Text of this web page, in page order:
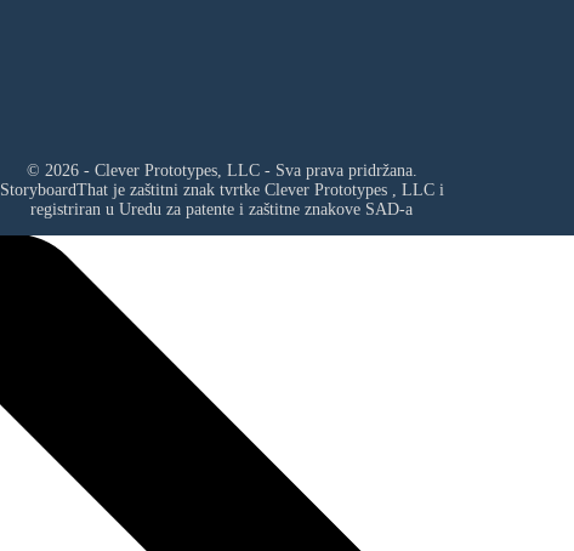
© 2026 - Clever Prototypes, LLC - Sva prava pridržana.
StoryboardThat je zaštitni znak tvrtke Clever Prototypes , LLCi
registriran u Uredu za patente i zaštitne znakove SAD-a